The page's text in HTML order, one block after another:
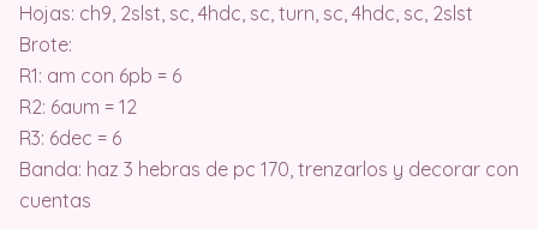
Hojas: ch9, 2slst, sc, 4hdc, sc, turn, sc, 4hdc, sc, 2slst
Brote:
R1: am con 6pb = 6
R2: 6aum = 12
R3: 6dec = 6
Banda: haz 3 hebras de pc 170, trenzarlos y decorar con
cuentas